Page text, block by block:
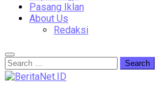
Pasang Iklan
About Us
Redaksi